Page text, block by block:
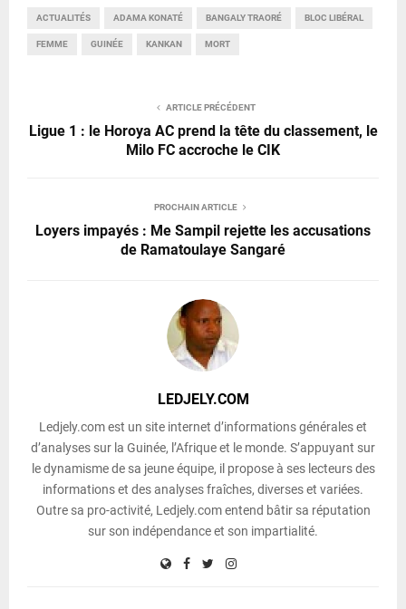
ACTUALITÉS ADAMA KONATÉ BANGALY TRAORÉ BLOC LIBÉRAL
FEMME GUINÉE KANKAN MORT
ARTICLE PRÉCÉDENT
Ligue 1 : le Horoya AC prend la tête du classement, le
Milo FC accroche le CIK
PROCHAIN ARTICLE
Loyers impayés : Me Sampil rejette les accusations
de Ramatoulaye Sangaré
LEDJELY.COM
Ledjely.com est un site internet d’informations générales et
d’analyses sur la Guinée, l’Afrique et le monde. S’appuyant sur
le dynamisme de sa jeune équipe, il propose à ses lecteurs des
informations et des analyses fraîches, diverses et variées.
Outre sa pro-activité, Ledjely.com entend bâtir sa réputation
sur son indépendance et son impartialité.